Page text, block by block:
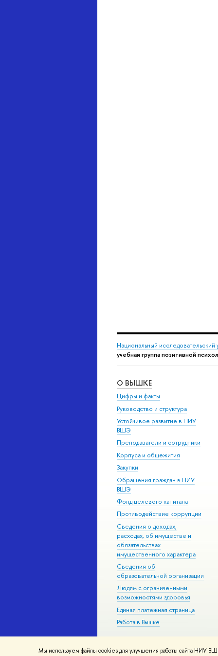
Мы используем файлы cookies для улучшения работы сайта НИУ
Национальный
учебная группа позитивной
О ВЫШКЕ
Цифры и факты
Руководство и структура
Устойчивое развитие в НИУ
ВШЭ
Преподаватели и сотрудники
Корпуса и общежития
Закупки
Обращения граждан в НИУ
ВШЭ
Фонд целевого капитала
Противодействие коррупции
Сведения о доходах,
расходах, об имуществе и
обязательствах
имущественного характера
Сведения об
образовательной организации
Людям с ограниченными
возможностями здоровья
Единая платежная страница
Работа в Вышке
© НИУ ВШЭ 1993–2026 Адреса и